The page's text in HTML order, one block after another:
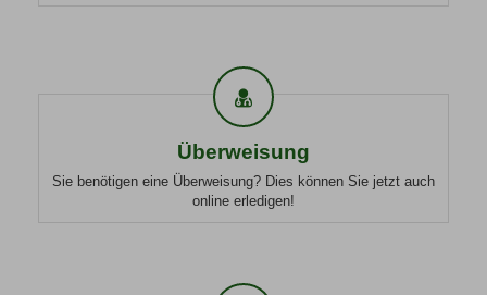
Überweisung
Sie benötigen eine Überweisung? Dies können Sie jetzt auch
online erledigen!